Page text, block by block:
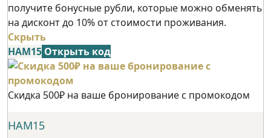
получите бонусные рубли, которые можно обменять
на дисконт до 10% от стоимости проживания.
Скрыть
НАМ15 Открыть код
Скидка 500₽ на ваше бронирование с промокодом
НАМ15